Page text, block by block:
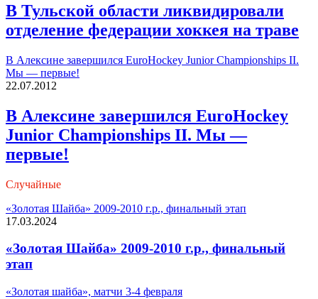
В Тульской области ликвидировали
отделение федерации хоккея на траве
В Алексине завершился EuroHockey Junior Championships II.
Мы — первые!
22.07.2012
В Алексине завершился EuroHockey
Junior Championships II. Мы —
первые!
Случайные
«Золотая Шайба» 2009-2010 г.р., финальный этап
17.03.2024
«Золотая Шайба» 2009-2010 г.р., финальный
этап
«Золотая шайба», матчи 3-4 февраля